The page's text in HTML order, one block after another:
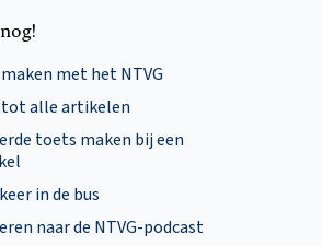
met het NTVG
alle artikelen
toets maken bij een
in de bus
naar de NTVG-podcast